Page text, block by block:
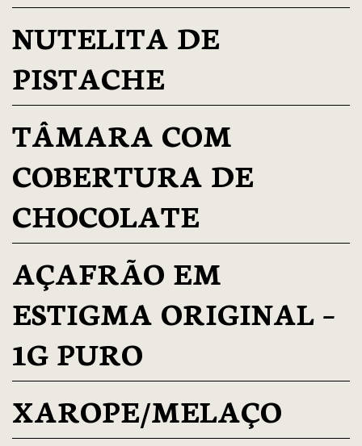
NUTELITA DE
PISTACHE
TÂMARA COM
COBERTURA DE
CHOCOLATE
AÇAFRÃO EM
ESTIGMA ORIGINAL –
1G PURO
XAROPE/MELAÇO